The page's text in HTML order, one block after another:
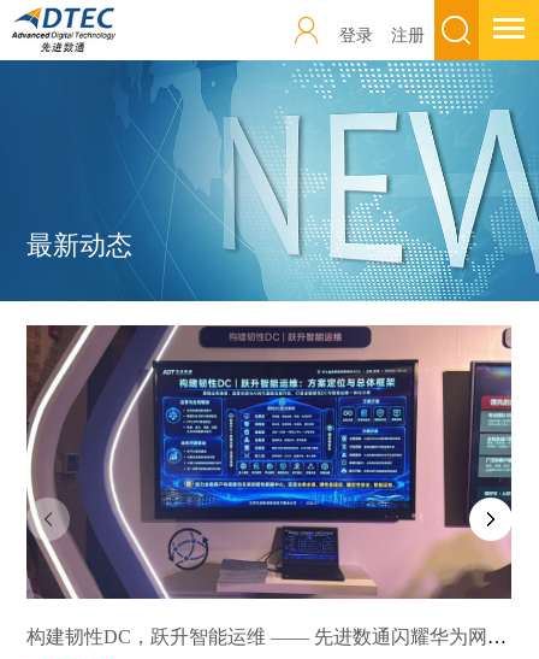
登录 注册
最新动态
构建韧性DC，跃升智能运维 —— 先进数通闪耀华为网络金融创新峰会2026